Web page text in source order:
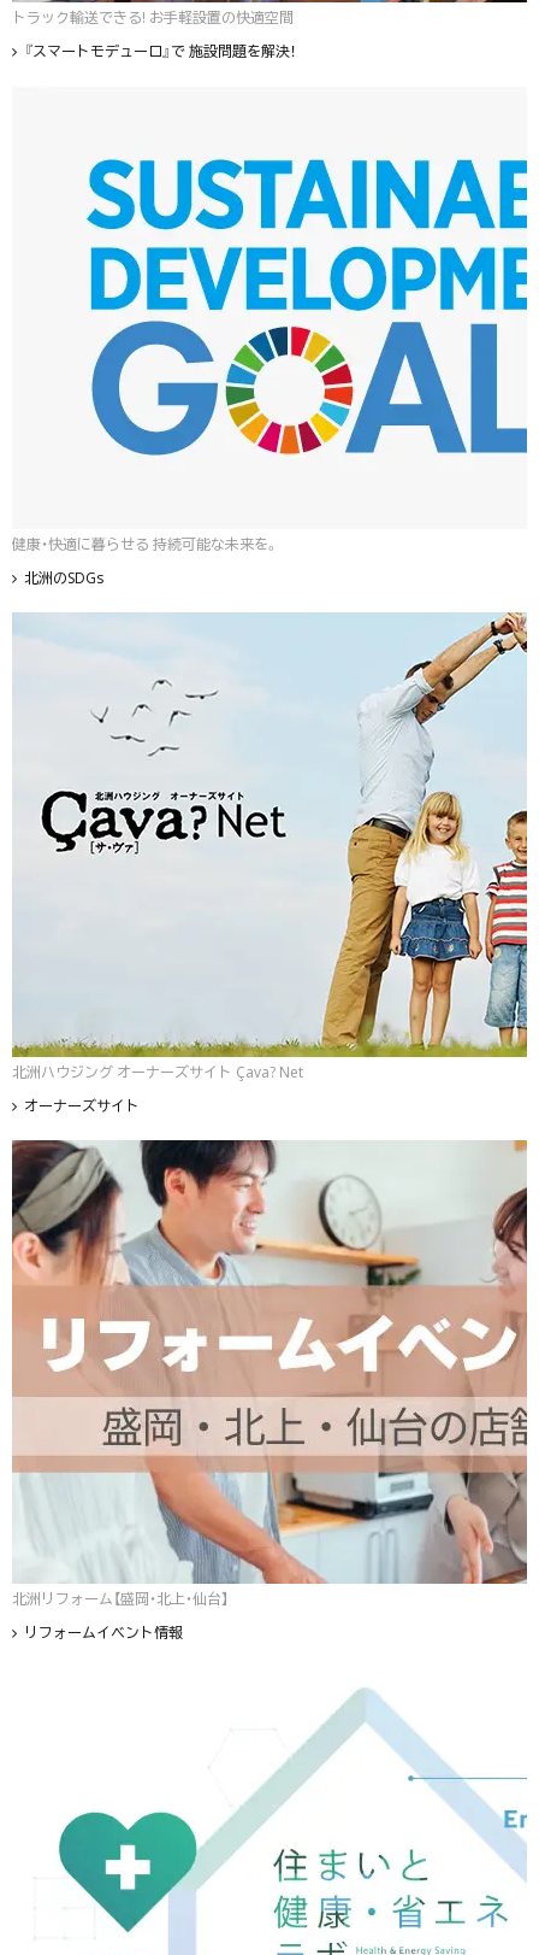
トラック輸送できる! お手軽設置の快適空間
『スマートモデューロ』で 施設問題を解決！
健康・快適に暮らせる 持続可能な未来を。
北洲のSDGs
北洲ハウジング オーナーズサイト Çava? Net
オーナーズサイト
北洲リフォーム【盛岡・北上・仙台】
リフォームイベント情報